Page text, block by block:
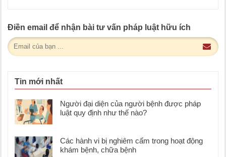
Điền email để nhận bài tư vấn pháp luật hữu ích
Tin mới nhất
Người đại diện của người bệnh được pháp
luật quy định như thế nào?
Các hành vi bị nghiêm cấm trong hoạt động
khám bệnh, chữa bệnh